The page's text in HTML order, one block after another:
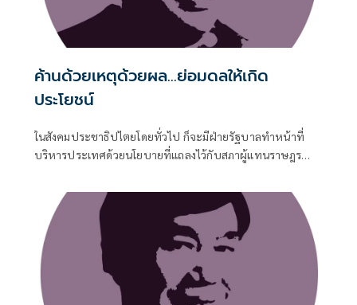
ค้านด้วยเหตุด้วยผล...ย่อมดลให้เกิด
ประโยชน์
ในสังคมประชาธิปไตยโดยทั่วไป ก็จะมีฝ่ายรัฐบาลทำหน้าที่
บริหารประเทศด้วยนโยบายที่แถลงไว้กับสภาผู้แทนราษฎร
เดียวกันก็จะมีฝ่ายค้านทำหน้าที่ตรวจสอบการทำงานของ
รัฐบาล